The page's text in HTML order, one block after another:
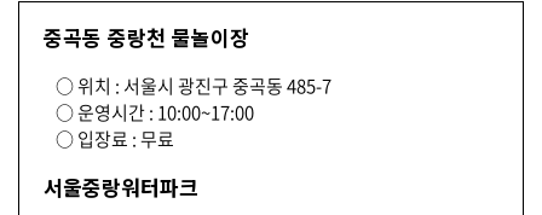
중곡동 중랑천 물놀이장
○ 위치 : 서울시 광진구 중곡동 485-7
○ 운영시간 : 10:00~17:00
○ 입장료 : 무료
서울중랑워터파크